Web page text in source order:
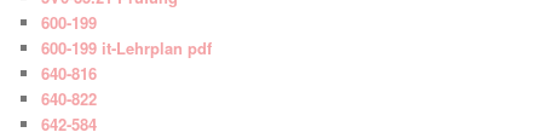
600-199
600-199 it-Lehrplan pdf
640-816
640-822
642-584